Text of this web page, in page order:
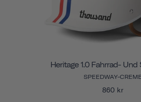
Heritage 1.0 Fahrrad- Und
SPEEDWAY-CREME
860 kr